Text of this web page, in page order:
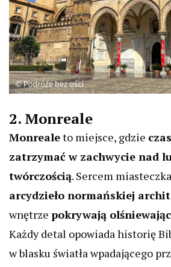
2. Monreale
Monrealeto miejsce, gdzie
zatrzymać w zachwycie nad
twórczością. Sercem
arcydzieło normańskiej
wnętrze pokrywają
Każdy detal opowiada historię
w blasku światła wpadającego